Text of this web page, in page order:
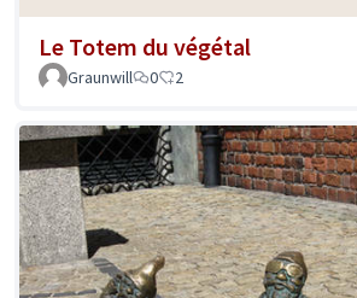
Le Totem du végétal
Graunwill
0 2